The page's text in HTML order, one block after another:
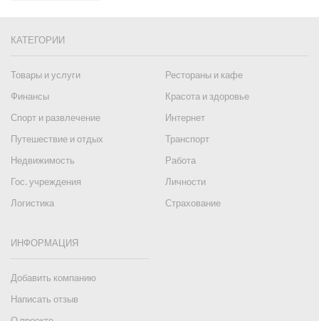
КАТЕГОРИИ
Товары и услуги
Рестораны и кафе
Финансы
Красота и здоровье
Спорт и развлечение
Интернет
Путешествие и отдых
Транспорт
Недвижимость
Работа
Гос. учреждения
Личности
Логистика
Страхование
ИНФОРМАЦИЯ
Добавить компанию
Написать отзыв